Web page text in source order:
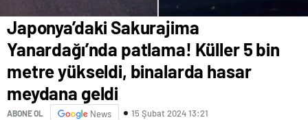
Japonya’daki Sakurajima
Yanardağı’nda patlama! Küller 5 bin
metre yükseldi, binalarda hasar
meydana geldi
ABONE OL News 15 Şubat 2024 13:21